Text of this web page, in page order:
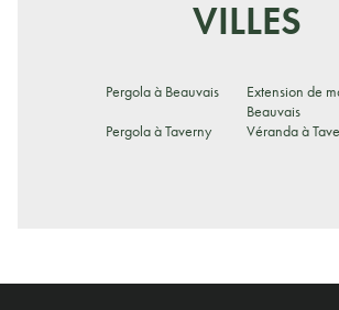
VILLES
Pergola à Beauvais
Extension de
Beauvais
Pergola à Taverny
Véranda à